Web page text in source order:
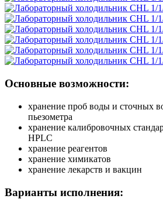
Основные возможности:
хранение проб воды и сточных
пьезометра
хранение калибровочных
HPLC
хранение реагентов
хранение химикатов
хранение лекарств и вакцин
Варианты исполнения: